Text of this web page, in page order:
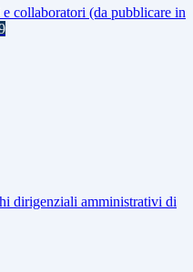
collaboratori (da pubblicare in
dirigenziali amministrativi di